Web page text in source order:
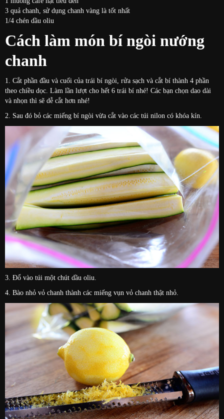
3 quả chanh, sử dụng chanh vàng là tốt nhất
1/4 chén dầu oliu
Cách làm món bí ngòi nướng
chanh
1. Cắt phần đầu và cuối của trái bí ngòi, rửa sạch và cắt bí thành 4 phần
theo chiều dọc. Làm lần lượt cho hết 6 trái bí nhé! Các bạn chọn dao dài
và nhọn thì sẽ dễ cắt hơn nhé!
2. Sau đó bỏ các miếng bí ngòi vừa cắt vào các túi nilon có khóa kín.
3. Đổ vào túi một chút dầu oliu.
4. Bào nhỏ vỏ chanh thành các miếng vụn vỏ chanh thật nhỏ.